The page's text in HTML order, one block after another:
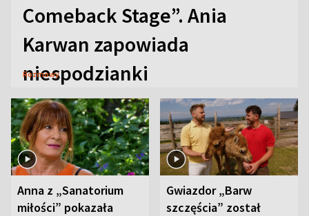
Comeback Stage”. Ania
Karwan zapowiada
niespodzianki
Rozmowy
Anna z „Sanatorium
miłości” pokazała
Gwiazdor „Barw
szczęścia” został